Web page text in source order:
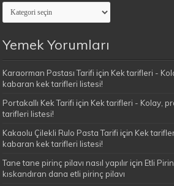
Evimin
Yemekleri
Kategoriler
Yemek Yorumları
Karaorman Pastası Tarifi için Kek tarifleri -
kabaran kek tarifleri listesi!
Portakallı Kek Tarifi için Kek tarifleri - Kolay,
tarifleri listesi!
Kakaolu Çilekli Rulo Pasta Tarifi için Kek
kabaran kek tarifleri listesi!
Tane tane pirinç pilavı nasıl yapılır için Etli
kıskandıran dana etli pirinç pilavı